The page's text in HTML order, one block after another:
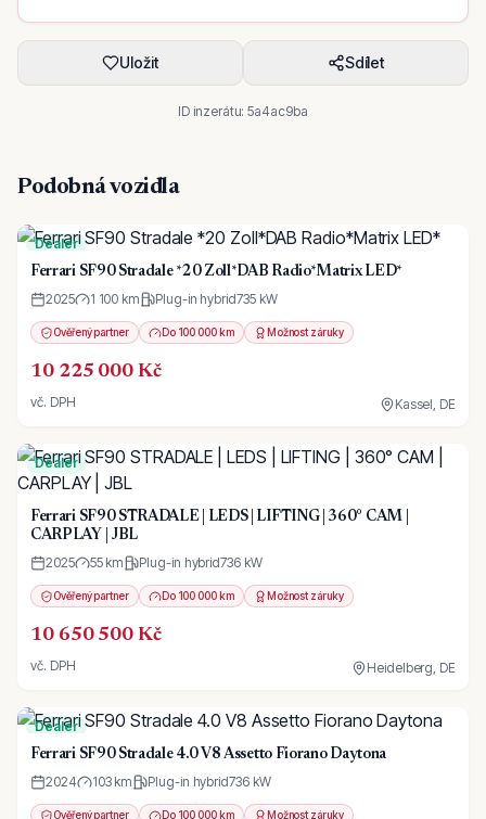
Uložit Sdílet
ID inzerátu:5a4ac9ba
Podobná vozidla
Dealer
Ferrari SF90 Stradale *20 Zoll*DAB Radio*Matrix LED*
2025 1 100 km Plug-in hybrid735 kW
Ověřený partner Do 100 000 km Možnost záruky
10 225 000 Kč
vč. DPH Kassel, DE
Dealer
Ferrari SF90 STRADALE | LEDS | LIFTING | 360° CAM |
CARPLAY | JBL
2025 55 km Plug-in hybrid736 kW
Ověřený partner Do 100 000 km Možnost záruky
10 650 500 Kč
vč. DPH Heidelberg, DE
Dealer
Ferrari SF90 Stradale 4.0 V8 Assetto Fiorano Daytona
2024 103 km Plug-in hybrid736 kW
Ověřený partner Do 100 000 km Možnost záruky